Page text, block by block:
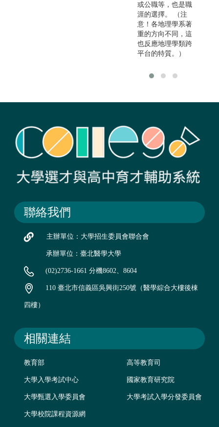
或公職等，也是職
涯的選擇。 （注
意！各地理學系著
重的方向不同，這
也反應地理學類跨
平台的特質。）
聯絡我們
主辦單位：大學招生委員會聯合會
承辦單位：臺北醫學大學
(02)2736-1661 分機8602、8604
110 臺北市信義區吳興街250號（醫學綜合大樓後棟
四樓）
相關連結
教育部 高等教育司
大學入學考試中心 國家教育研究院
大學甄選入學委員會 大學考試入學分發委員會
大學校院課程資源網